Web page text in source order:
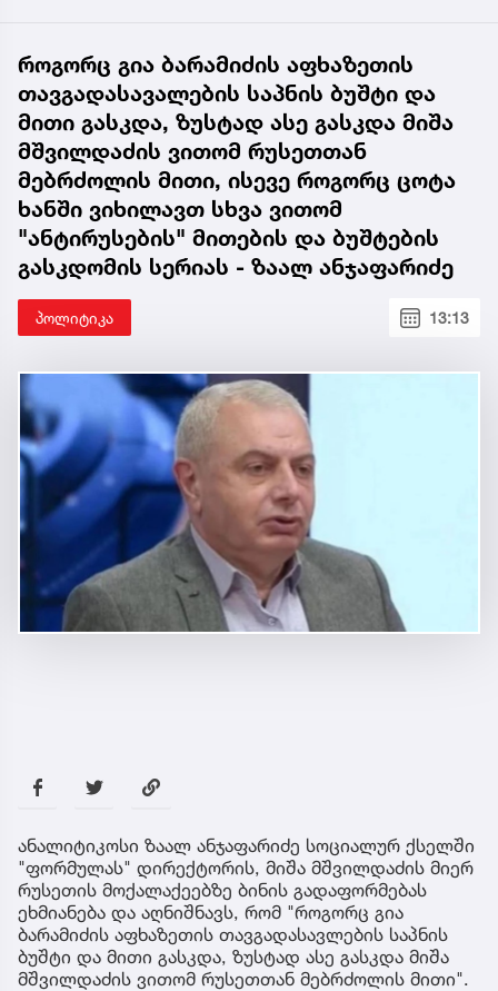
როგორც გია ბარამიძის აფხაზეთის
თავგადასავალების საპნის ბუშტი და
მითი გასკდა, ზუსტად ასე გასკდა მიშა
მშვილდაძის ვითომ რუსეთთან
მებრძოლის მითი, ისევე როგორც ცოტა
ხანში ვიხილავთ სხვა ვითომ
"ანტირუსების" მითების და ბუშტების
გასკდომის სერიას - ზაალ ანჯაფარიძე
პოლიტიკა 13:13
ანალიტიკოსი ზაალ ანჯაფარიძე სოციალურ ქსელში
"ფორმულას" დირექტორის, მიშა მშვილდაძის მიერ
რუსეთის მოქალაქეებზე ბინის გადაფორმებას
ეხმიანება და აღნიშნავს, რომ "როგორც გია
ბარამიძის აფხაზეთის თავგადასავლების საპნის
ბუშტი და მითი გასკდა, ზუსტად ასე გასკდა მიშა
მშვილდაძის ვითომ რუსეთთან მებრძოლის მითი".